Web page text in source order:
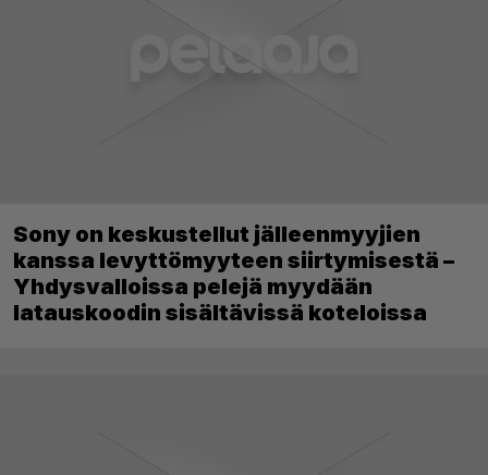
Sony on keskustellut jälleenmyyjien
kanssa levyttömyyteen siirtymisestä –
Yhdysvalloissa pelejä myydään
latauskoodin sisältävissä koteloissa